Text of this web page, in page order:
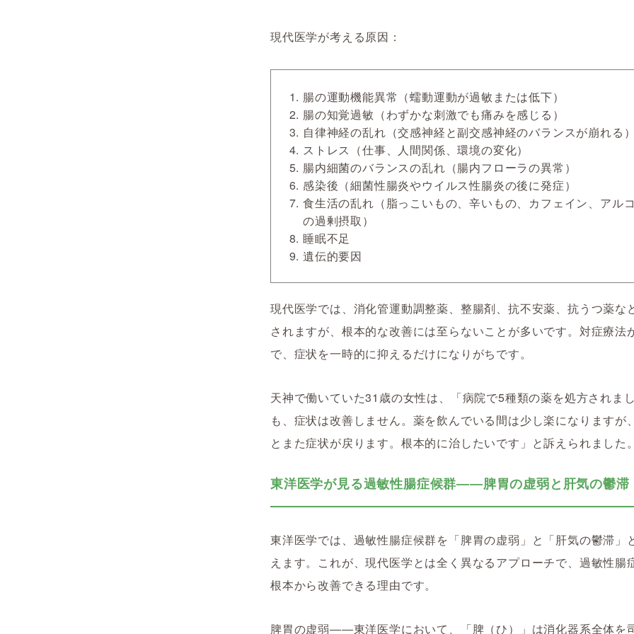
現代医学が考える原因：
腸の運動機能異常（蠕動運動が過敏または低下）
腸の知覚過敏（わずかな刺激でも痛みを感じる）
自律神経の乱れ（交感神経と副交感神経のバランスが崩れる）
ストレス（仕事、人間関係、環境の変化）
腸内細菌のバランスの乱れ（腸内フローラの異常）
感染後（細菌性腸炎やウイルス性腸炎の後に発症）
食生活の乱れ（脂っこいもの、辛いもの、カフェイン、アル
の過剰摂取）
睡眠不足
遺伝的要因
現代医学では、消化管運動調整薬、整腸剤、抗不安薬、抗うつ薬な
されますが、根本的な改善には至らないことが多いです。対症療法
で、症状を一時的に抑えるだけになりがちです。
天神で働いていた31歳の女性は、「病院で5種類の薬を処方されま
も、症状は改善しません。薬を飲んでいる間は少し楽になりますが
とまた症状が戻ります。根本的に治したいです」と訴えられました。
東洋医学が見る過敏性腸症候群――脾胃の虚弱と肝気の鬱滞
東洋医学では、過敏性腸症候群を「脾胃の虚弱」と「肝気の鬱滞」
えます。これが、現代医学とは全く異なるアプローチで、過敏性腸
根本から改善できる理由です。
脾胃の虚弱――東洋医学において、「脾（ひ）」は消化器系全体を